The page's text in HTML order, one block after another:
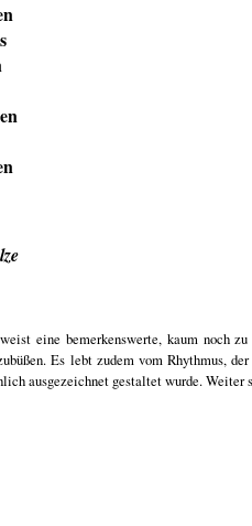
eine bemerkenswerte, kaum noch
Es lebt zudem vom Rhythmus,
ausgezeichnet gestaltet wurde. Weiter